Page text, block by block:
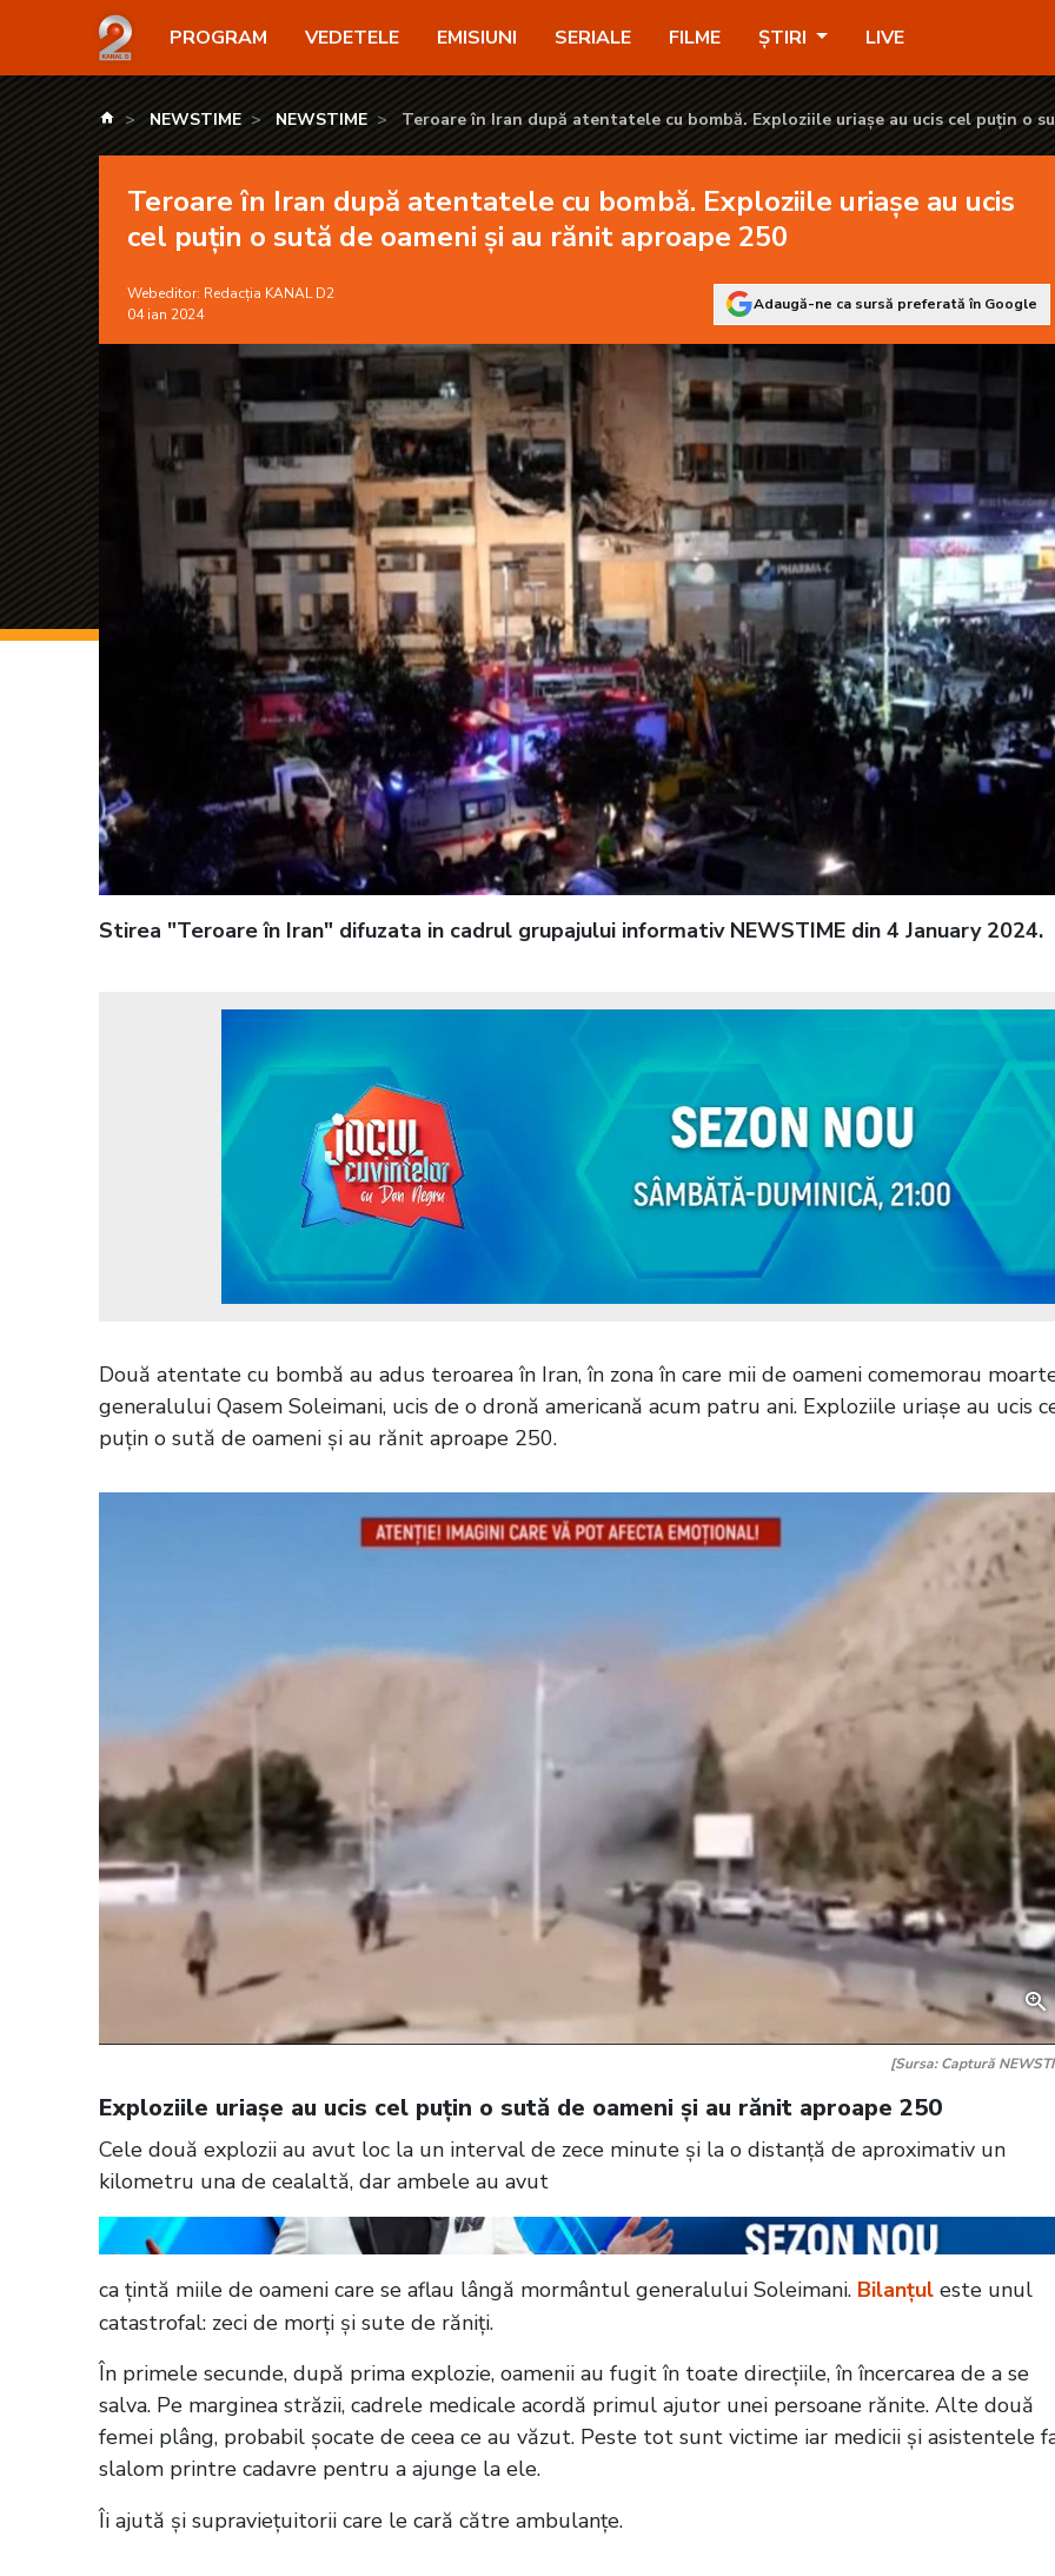
Teroare în Iran după atentatele cu bombă. Exploziile uriașe au ucis cel puțin o sută de oameni și au rănit aproape
PROGRAM VEDETELE EMISIUNI SERIALE FILME ȘTIRI LIVE
kanald.ro
NEWSTIME NEWSTIME
Teroare în Iran după atentatele cu bombă. Exploziile uriașe au ucis cel puțin o
Teroare în Iran după atentatele cu bombă. Exploziile uriașe au ucis
cel puțin o sută de oameni și au rănit aproape 250
Webeditor: Redacția KANAL D2
04 ian 2024
Adaugă-ne ca sursă preferată în Google
Stirea "Teroare în Iran" difuzata in cadrul grupajului informativ NEWSTIME din 4 January 2024.
Două atentate cu bombă au adus teroarea în Iran, în zona în care mii de oameni comemorau
generalului Qasem Soleimani, ucis de o dronă americană acum patru ani. Exploziile uriașe au ucis
puțin o sută de oameni și au rănit aproape 250.
[Sursa: Captură
Exploziile uriașe au ucis cel puțin o sută de oameni și au rănit aproape 250
Cele două explozii au avut loc la un interval de zece minute și la o distanță de aproximativ un
kilometru una de cealaltă, dar ambele au avut
ca țintă miile de oameni care se aflau lângă mormântul generalului Soleimani. Bilanțul este unul
catastrofal: zeci de morți și sute de răniți.
În primele secunde, după prima explozie, oamenii au fugit în toate direcțiile, în încercarea de a se
salva. Pe marginea străzii, cadrele medicale acordă primul ajutor unei persoane rănite. Alte două
femei plâng, probabil șocate de ceea ce au văzut. Peste tot sunt victime iar medicii și asistentele
slalom printre cadavre pentru a ajunge la ele.
Îi ajută și supraviețuitorii care le cară către ambulanțe.